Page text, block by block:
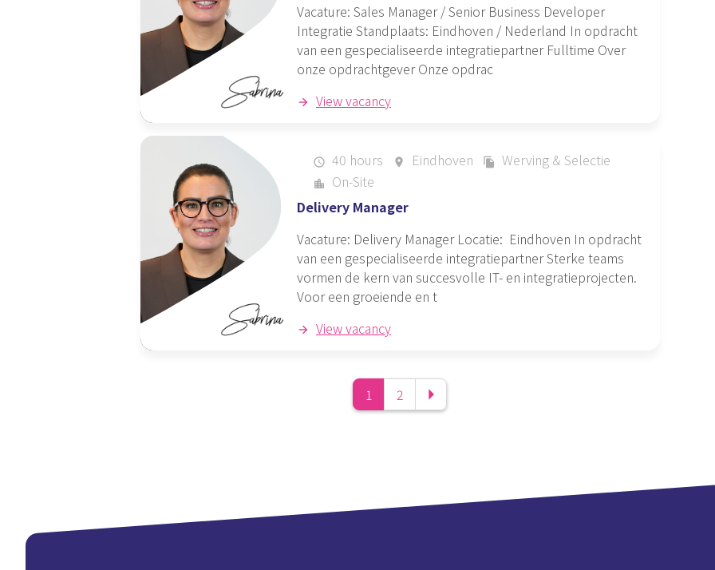
Vacature: Sales Manager / Senior Business Developer
Integratie Standplaats: Eindhoven / Nederland In opdracht
van een gespecialiseerde integratiepartner Fulltime Over
onze opdrachtgever Onze opdrac
View vacancy
schedule 40 hours place Eindhoven file_copy Werving & Selectie
location_city
On-Site
Delivery Manager
Vacature: Delivery Manager Locatie: Eindhoven In opdracht
van een gespecialiseerde integratiepartner Sterke teams
vormen de kern van succesvolle IT- en integratieprojecten.
Voor een groeiende en t
View vacancy
1 2 